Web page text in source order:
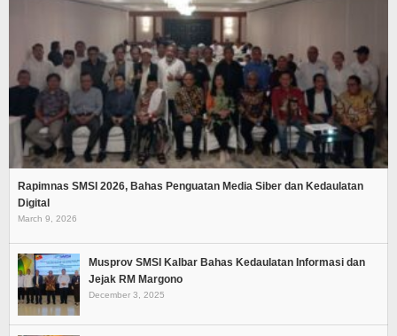
Rapimnas SMSI 2026, Bahas Penguatan Media Siber dan Kedaulatan
Digital
March 9, 2026
Musprov SMSI Kalbar Bahas Kedaulatan Informasi dan
Jejak RM Margono
December 3, 2025